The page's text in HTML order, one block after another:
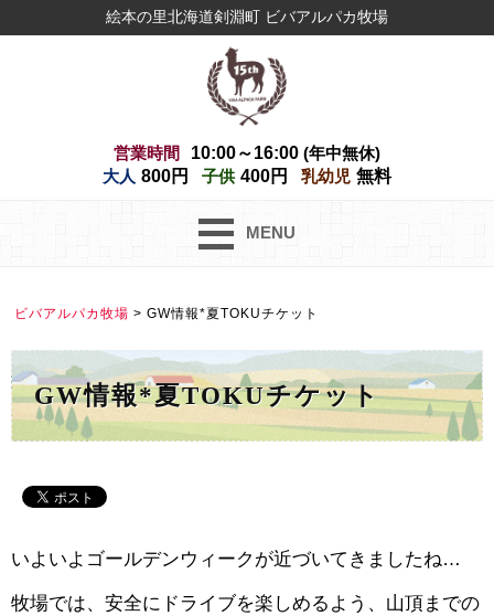
絵本の里北海道剣淵町 ビバアルパカ牧場
営業時間 10:00～16:00 (年中無休)
大人 800円 子供 400円 乳幼児 無料
MENU
ビバアルパカ牧場 > GW情報*夏TOKUチケット
GW情報*夏TOKUチケット
いよいよゴールデンウィークが近づいてきましたね…
牧場では、安全にドライブを楽しめるよう、山頂までの